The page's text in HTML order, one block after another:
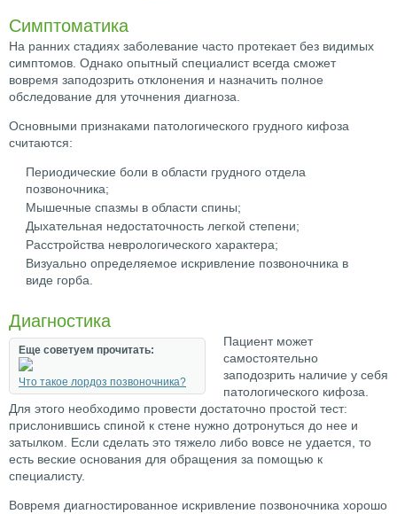
Симптоматика
На ранних стадиях заболевание часто протекает без видимых
симптомов. Однако опытный специалист всегда сможет
вовремя заподозрить отклонения и назначить полное
обследование для уточнения диагноза.
Основными признаками патологического грудного кифоза
считаются:
Периодические боли в области грудного отдела
позвоночника;
Мышечные спазмы в области спины;
Дыхательная недостаточность легкой степени;
Расстройства неврологического характера;
Визуально определяемое искривление позвоночника в
виде горба.
Диагностика
Еще советуем прочитать:
Что такое лордоз позвоночника?
Пациент может
самостоятельно
заподозрить наличие у себя
патологического кифоза.
Для этого необходимо провести достаточно простой тест:
прислонившись спиной к стене нужно дотронуться до нее и
затылком. Если сделать это тяжело либо вовсе не удается, то
есть веские основания для обращения за помощью к
специалисту.
Вовремя диагностированное искривление позвоночника хорошо